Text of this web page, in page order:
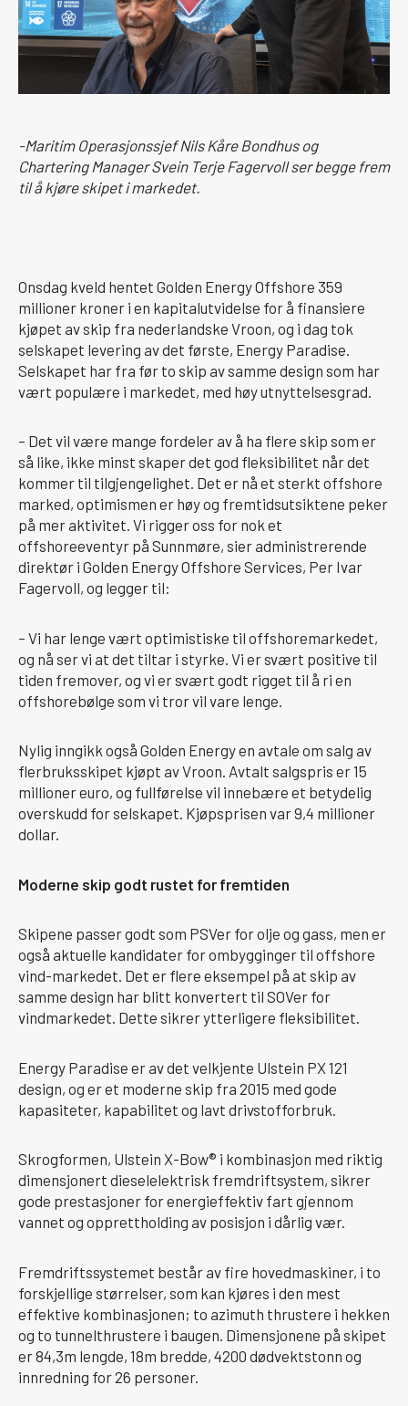
-Maritim Operasjonssjef Nils Kåre Bondhus og
Chartering Manager Svein Terje Fagervoll ser begge frem
til å kjøre skipet i markedet.
Onsdag kveld hentet Golden Energy Offshore 359
millioner kroner i en kapitalutvidelse for å finansiere
kjøpet av skip fra nederlandske Vroon, og i dag tok
selskapet levering av det første, Energy Paradise.
Selskapet har fra før to skip av samme design som har
vært populære i markedet, med høy utnyttelsesgrad.
– Det vil være mange fordeler av å ha flere skip som er
så like, ikke minst skaper det god fleksibilitet når det
kommer til tilgjengelighet. Det er nå et sterkt offshore
marked, optimismen er høy og fremtidsutsiktene peker
på mer aktivitet. Vi rigger oss for nok et
offshoreeventyr på Sunnmøre, sier administrerende
direktør i Golden Energy Offshore Services, Per Ivar
Fagervoll, og legger til:
– Vi har lenge vært optimistiske til offshoremarkedet,
og nå ser vi at det tiltar i styrke. Vi er svært positive til
tiden fremover, og vi er svært godt rigget til å ri en
offshorebølge som vi tror vil vare lenge.
Nylig inngikk også Golden Energy en avtale om salg av
flerbruksskipet kjøpt av Vroon. Avtalt salgspris er 15
millioner euro, og fullførelse vil innebære et betydelig
overskudd for selskapet. Kjøpsprisen var 9,4 millioner
dollar.
Moderne skip godt rustet for fremtiden
Skipene passer godt som PSVer for olje og gass, men er
også aktuelle kandidater for ombygginger til offshore
vind-markedet. Det er flere eksempel på at skip av
samme design har blitt konvertert til SOVer for
vindmarkedet. Dette sikrer ytterligere fleksibilitet.
Energy Paradise er av det velkjente Ulstein PX 121
design, og er et moderne skip fra 2015 med gode
kapasiteter, kapabilitet og lavt drivstofforbruk.
Skrogformen, Ulstein X-Bow® i kombinasjon med riktig
dimensjonert dieselelektrisk fremdriftsystem, sikrer
gode prestasjoner for energieffektiv fart gjennom
vannet og opprettholding av posisjon i dårlig vær.
Fremdriftssystemet består av fire hovedmaskiner, i to
forskjellige størrelser, som kan kjøres i den mest
effektive kombinasjonen; to azimuth thrustere i hekken
og to tunnelthrustere i baugen. Dimensjonene på skipet
er 84,3m lengde, 18m bredde, 4200 dødvektstonn og
innredning for 26 personer.